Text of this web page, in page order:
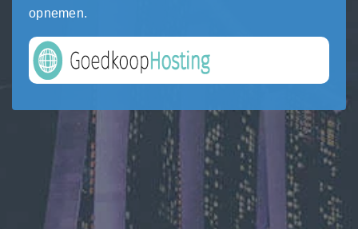
opnemen.